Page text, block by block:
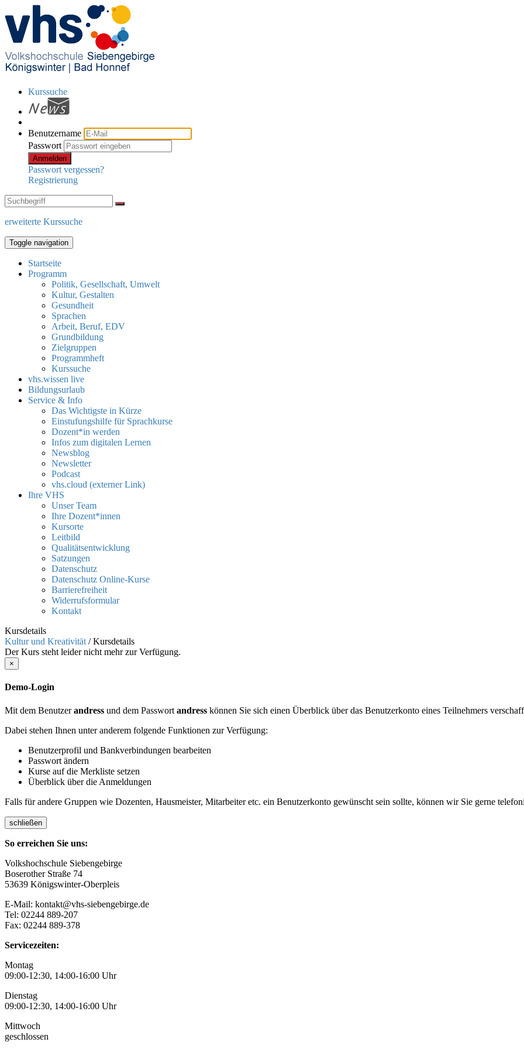
Kurssuche
Benutzername
Passwort
Anmelden
Passwort vergessen?
Registrierung
erweiterte Kurssuche
Toggle navigation
Startseite
Programm
Politik, Gesellschaft, Umwelt
Kultur, Gestalten
Gesundheit
Sprachen
Arbeit, Beruf, EDV
Grundbildung
Zielgruppen
Programmheft
Kurssuche
vhs.wissen live
Bildungsurlaub
Service & Info
Das Wichtigste in Kürze
Einstufungshilfe für Sprachkurse
Dozent*in werden
Infos zum digitalen Lernen
Newsblog
Newsletter
Podcast
vhs.cloud (externer Link)
Ihre VHS
Unser Team
Ihre Dozent*innen
Kursorte
Leitbild
Qualitätsentwicklung
Satzungen
Datenschutz
Datenschutz Online-Kurse
Barrierefreiheit
Widerrufsformular
Kontakt
Kursdetails
Kultur und Kreativität /Kursdetails
Der Kurs steht leider nicht mehr zur Verfügung.
×
Demo-Login
Mit dem Benutzerandress und dem Passwort andress können Sie sich einen Überblick über das Benutzerkonto eines Teilnehmers
Dabei stehen Ihnen unter anderem folgende Funktionen zur Verfügung:
Benutzerprofil und Bankverbindungen bearbeiten
Passwort ändern
Kurse auf die Merkliste setzen
Überblick über die Anmeldungen
Falls für andere Gruppen wie Dozenten, Hausmeister, Mitarbeiter etc. ein Benutzerkonto gewünscht sein sollte, können wir Sie gerne
schließen
So erreichen Sie uns:
Volkshochschule Siebengebirge
Boserother Straße 74
53639 Königswinter-Oberpleis
E-Mail: kontakt@vhs-siebengebirge.de
Tel: 02244 889-207
Fax: 02244 889-378
Servicezeiten:
Montag
09:00-12:30, 14:00-16:00 Uhr
Dienstag
09:00-12:30, 14:00-16:00 Uhr
Mittwoch
geschlossen